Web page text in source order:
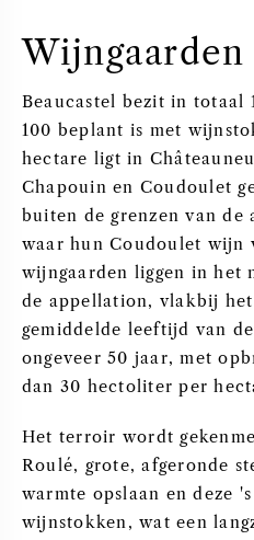
Beaucastel bezit in totaal
100 beplant is met
hectare ligt in
Chapouin en Coudoulet
buiten de grenzen van
waar hun Coudoulet wijn
wijngaarden liggen in het
de appellation, vlakbij
gemiddelde leeftijd van
ongeveer 50 jaar, met
dan 30 hectoliter per
Het terroir wordt
Roulé, grote, afgeronde
warmte opslaan en deze
wijnstokken, wat een